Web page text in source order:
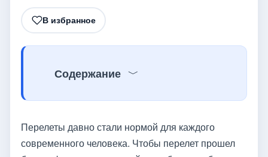
В избранное
Содержание
Перелеты давно стали нормой для каждого
современного человека. Чтобы перелет прошел